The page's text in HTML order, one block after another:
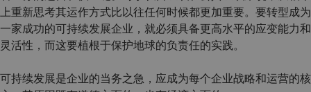
上重新思考其运作方式比以往任何时候都更加重要。要转型成为
一家成功的可持续发展企业，就必须具备更高水平的应变能力和
灵活性，而这要植根于保护地球的负责任的实践。
可持续发展是企业的当务之急，应成为每个企业战略和运营的核